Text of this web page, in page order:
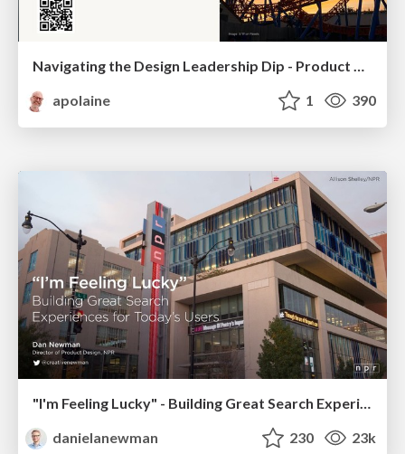
Navigating the Design Leadership Dip - Product Design Week Design Leaders+ Conference 2024
apolaine
1 390
danielanewman
230 23k